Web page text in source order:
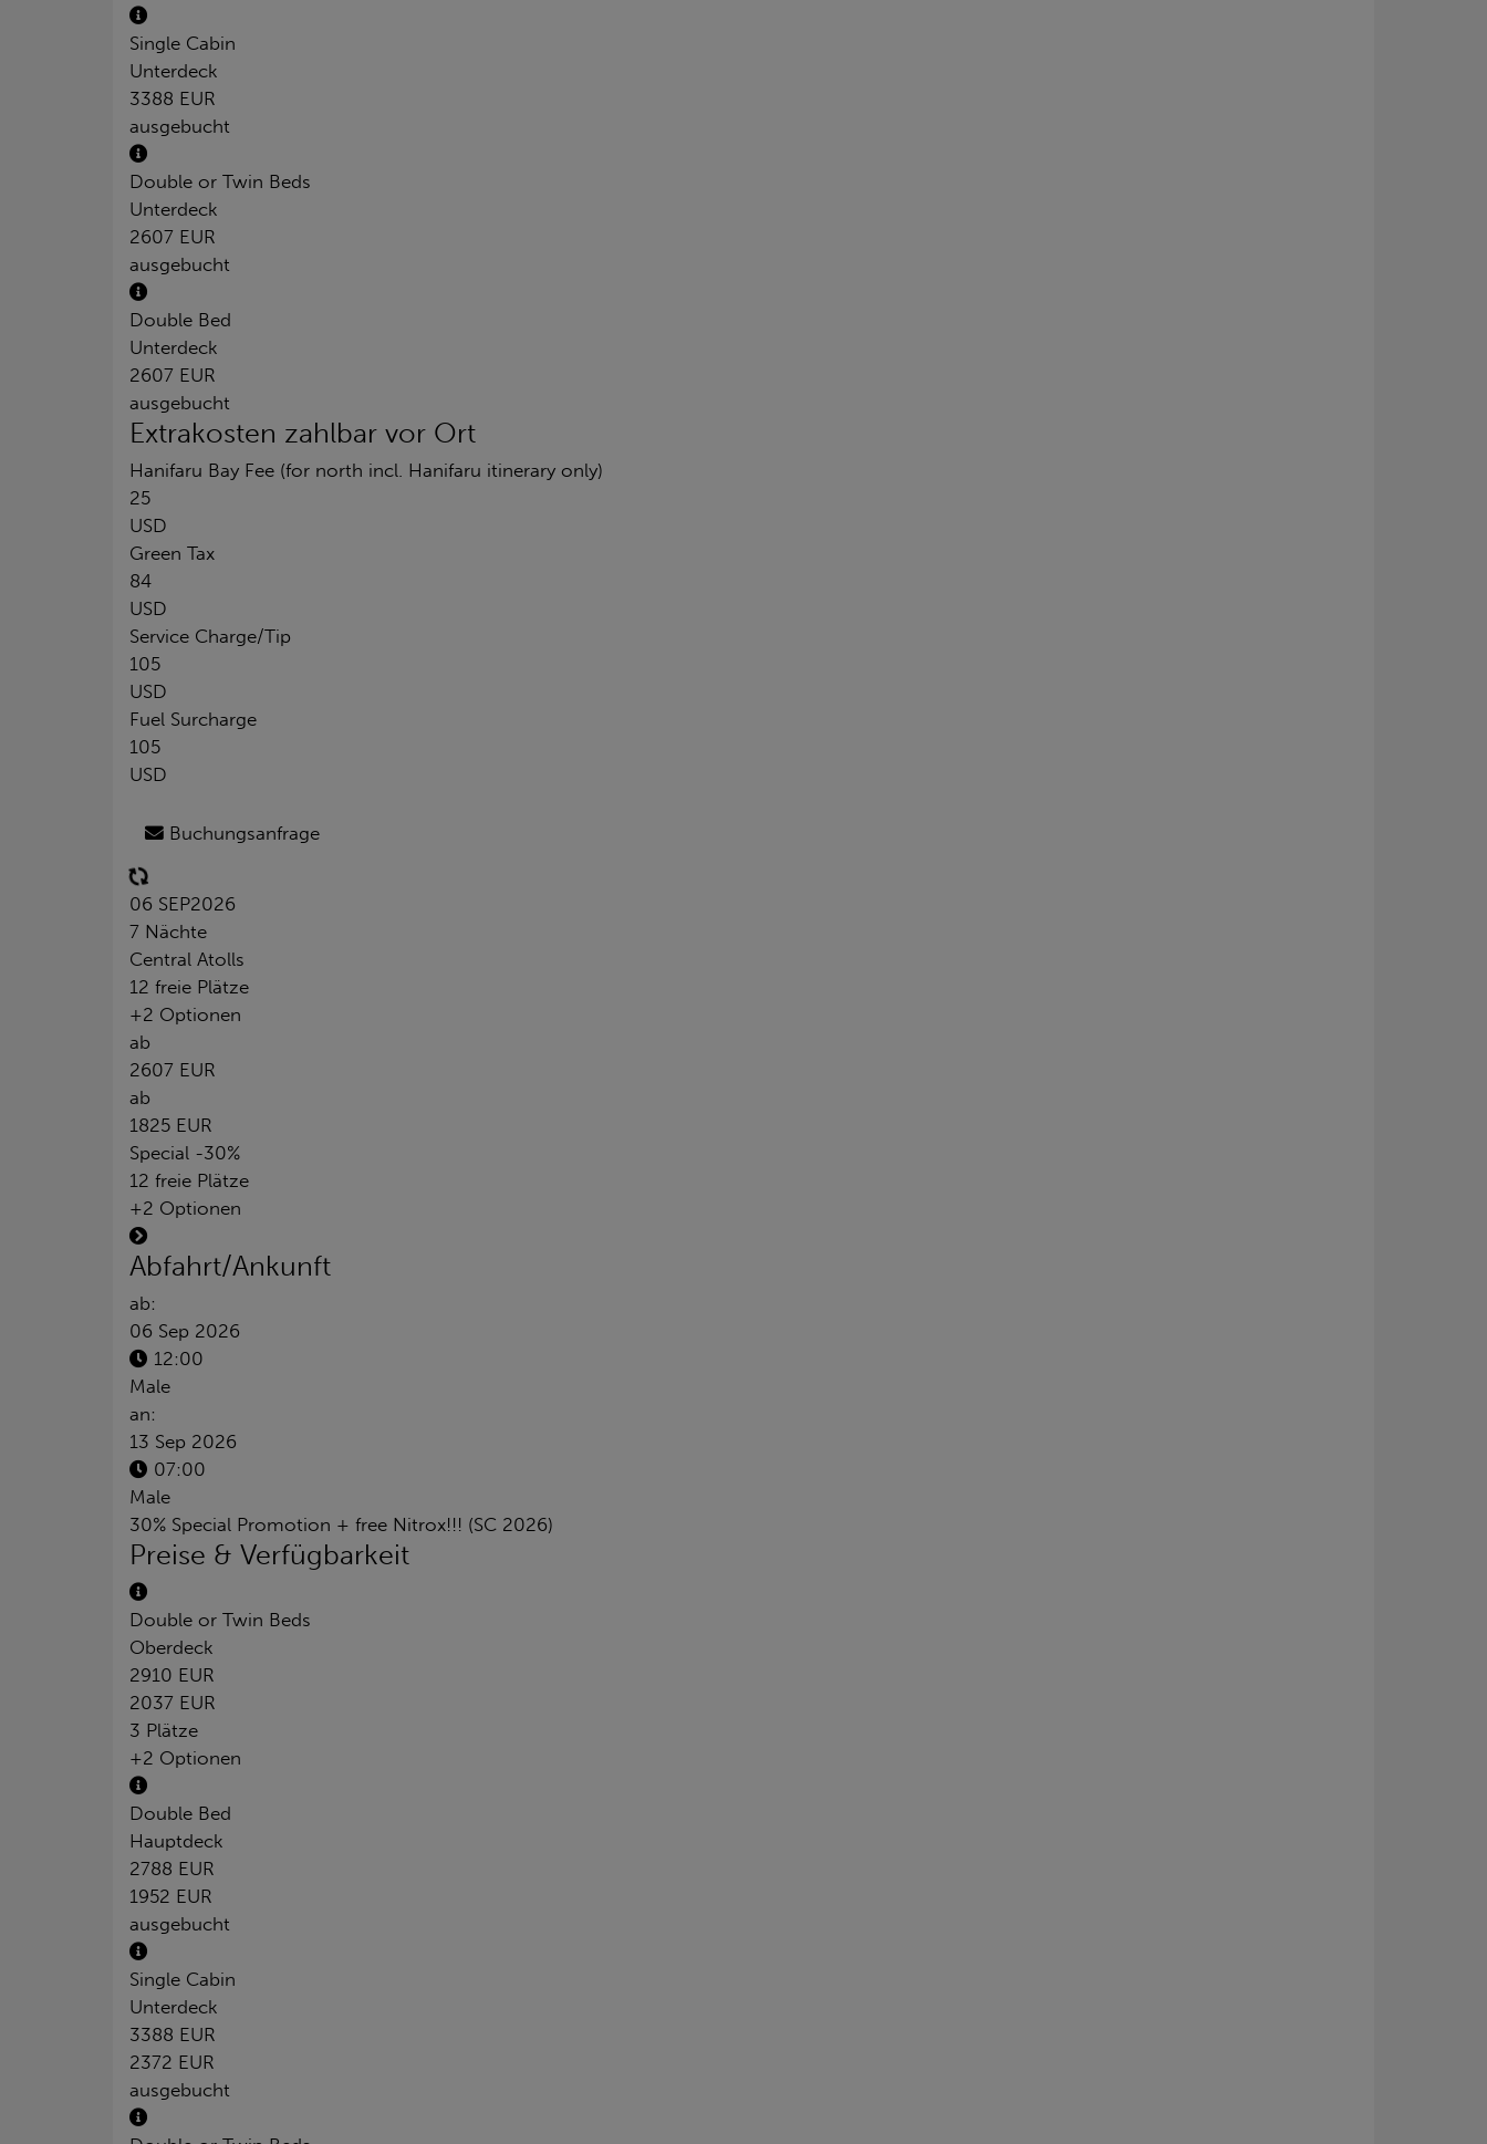
Single Cabin
Unterdeck
3388 EUR
ausgebucht
Double or Twin Beds
Unterdeck
2607 EUR
ausgebucht
Double Bed
Unterdeck
2607 EUR
ausgebucht
Extrakosten zahlbar vor Ort
Hanifaru Bay Fee (for north incl. Hanifaru itinerary only)
25
USD
Green Tax
84
USD
Service Charge/Tip
105
USD
Fuel Surcharge
105
USD
Buchungsanfrage
06 SEP2026
7 Nächte
Central Atolls
12 freie Plätze
+2 Optionen
ab
2607 EUR
ab
1825 EUR
Special -30%
12 freie Plätze
+2 Optionen
Abfahrt/Ankunft
ab:
06 Sep 2026
12:00
Male
an:
13 Sep 2026
07:00
Male
30% Special Promotion + free Nitrox!!! (SC 2026)
Preise & Verfügbarkeit
Double or Twin Beds
Oberdeck
2910 EUR
2037 EUR
3 Plätze
+2 Optionen
Double Bed
Hauptdeck
2788 EUR
1952 EUR
ausgebucht
Single Cabin
Unterdeck
3388 EUR
2372 EUR
ausgebucht